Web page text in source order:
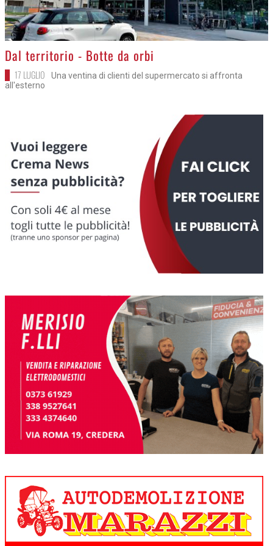
>
Dal territorio - Botte da orbi
17 LUGLIO
Una ventina di clienti del supermercato si affronta
all'esterno